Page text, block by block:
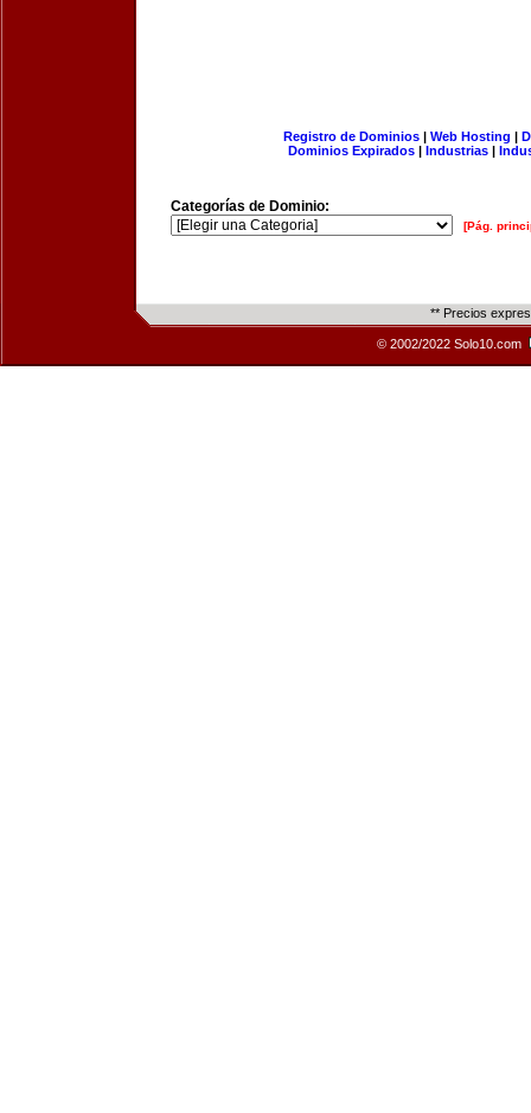
Registro de Dominios| Web Hosting |
Dominios Expirados | Industrias |
Categorías de Dominio:
[Pág.
** Precios
© 2002/2022 Solo10.com